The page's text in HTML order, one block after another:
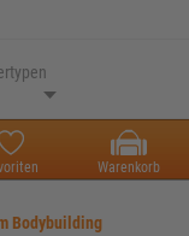
Warenkorb
Bodybuilding